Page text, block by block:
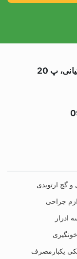
پ 20
و گچ ارتوپدی
جراحی
ادرار
یکبارمصرف